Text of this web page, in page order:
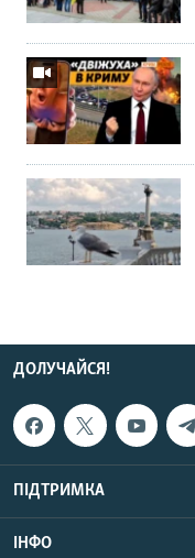
ДОЛУЧАЙСЯ!
ПІДТРИМКА
ІНФО